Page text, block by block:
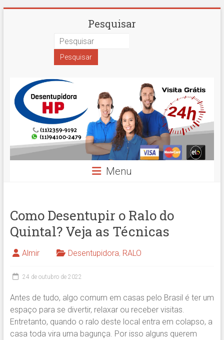
Desentupidora
Paulo
Hidro
Prime
Pesquisar
Menu
Como Desentupir o Ralo do
Quintal? Veja as Técnicas
Almir Desentupidora, RALO
24 de outubro de 2022
Antes de tudo, algo comum em casas pelo Brasil é ter um
espaço para se divertir, relaxar ou receber visitas.
Entretanto, quando o ralo deste local entra em colapso, a
casa toda vira uma bagunça. Por isso alguns querem